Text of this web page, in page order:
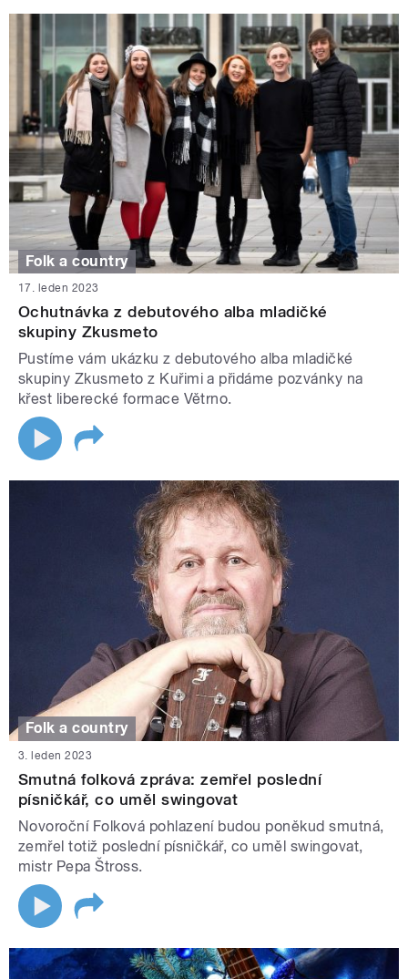
Folk a country
17. leden 2023
Ochutnávka z debutového alba mladičké
skupiny Zkusmeto
Pustíme vám ukázku z debutového alba mladičké
skupiny Zkusmeto z Kuřimi a přidáme pozvánky na
křest liberecké formace Větrno.
Folk a country
3. leden 2023
Smutná folková zpráva: zemřel poslední
písničkář, co uměl swingovat
Novoroční Folková pohlazení budou poněkud smutná,
zemřel totiž poslední písničkář, co uměl swingovat,
mistr Pepa Štross.